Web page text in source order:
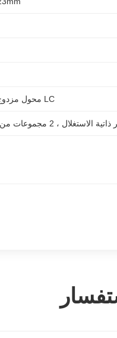
محول مزدوج SC ، محول مزدوج LC